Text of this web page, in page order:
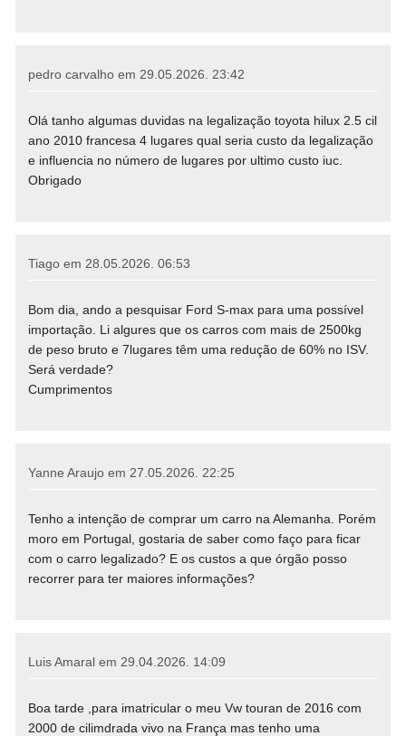
pedro carvalho em 29.05.2026. 23:42
Olá tanho algumas duvidas na legalização toyota hilux 2.5 cil
ano 2010 francesa 4 lugares qual seria custo da legalização
e influencia no número de lugares por ultimo custo iuc.
Obrigado
Tiago em 28.05.2026. 06:53
Bom dia, ando a pesquisar Ford S-max para uma possível
importação. Li algures que os carros com mais de 2500kg
de peso bruto e 7lugares têm uma redução de 60% no ISV.
Será verdade?
Cumprimentos
Yanne Araujo em 27.05.2026. 22:25
Tenho a intenção de comprar um carro na Alemanha. Porém
moro em Portugal, gostaria de saber como faço para ficar
com o carro legalizado? E os custos a que órgão posso
recorrer para ter maiores informações?
Luis Amaral em 29.04.2026. 14:09
Boa tarde ,para imatricular o meu Vw touran de 2016 com
2000 de cilimdrada vivo na França mas tenho uma